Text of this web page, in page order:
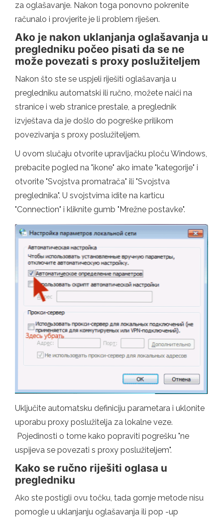
za oglašavanje. Nakon toga ponovno pokrenite
računalo i provjerite je li problem riješen.
Ako je nakon uklanjanja oglašavanja u
pregledniku počeo pisati da se ne
može povezati s proxy poslužiteljem
Nakon što ste se uspjeli riješiti oglašavanja u
pregledniku automatski ili ručno, možete naići na
stranice i web stranice prestale, a preglednik
izvještava da je došlo do pogreške prilikom
povezivanja s proxy poslužiteljem.
U ovom slučaju otvorite upravljačku ploču Windows,
prebacite pogled na "ikone" ako imate "kategorije" i
otvorite "Svojstva promatrača" ili "Svojstva
preglednika". U svojstvima idite na karticu
"Connection" i kliknite gumb "Mrežne postavke".
Uključite automatsku definiciju parametara i uklonite
uporabu proxy poslužitelja za lokalne veze.
Pojedinosti o tome kako popraviti pogrešku "ne
uspijeva se povezati s proxy poslužiteljem".
Kako se ručno riješiti oglasa u
pregledniku
Ako ste postigli ovu točku, tada gornje metode nisu
pomogle u uklanjanju oglašavanja ili pop -up